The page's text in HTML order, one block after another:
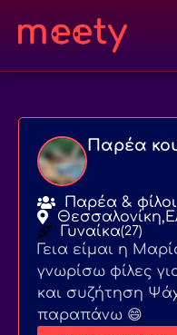
Παρέα
Παρέα & φίλοι
Θεσσαλονίκη,
Γυναίκα(27)
Γεια είμαι η
γνωρίσω φίλες
και συζήτηση
παραπάνω 😄